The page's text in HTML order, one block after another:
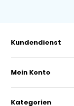
Kundendienst
Mein Konto
Kategorien